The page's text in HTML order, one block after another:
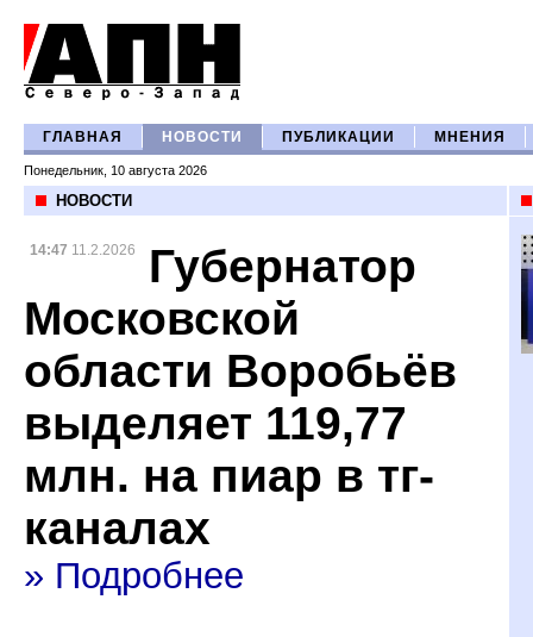
ГЛАВНАЯ НОВОСТИ ПУБЛИКАЦИИ МНЕНИЯ
Понедельник, 10 августа 2026
НОВОСТИ
14:47 11.2.2026
Губернатор
Московской
области Воробьёв
выделяет 119,77
млн. на пиар в тг-
каналах
» Подробнее